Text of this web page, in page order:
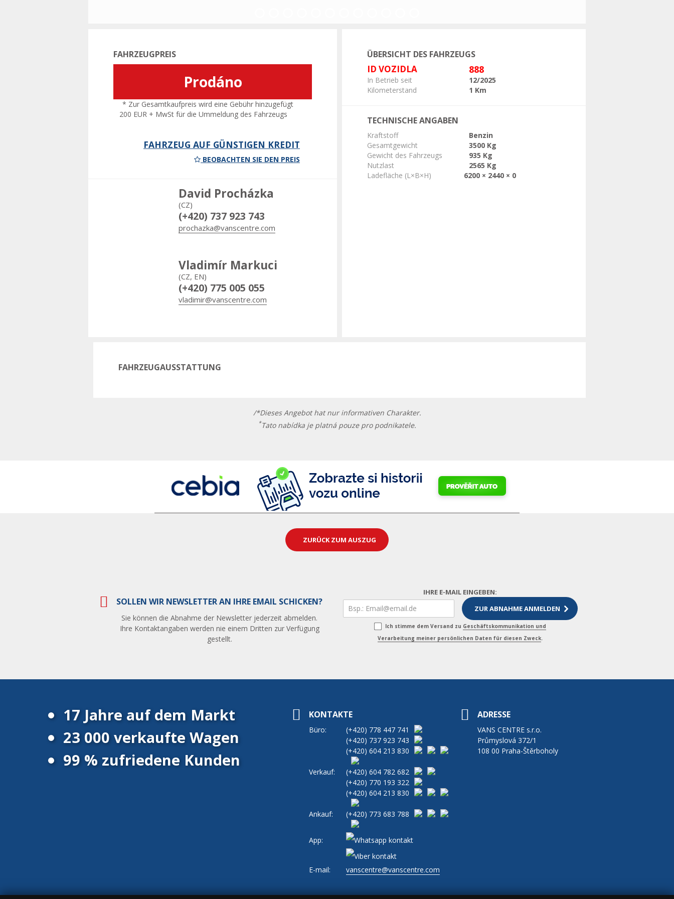
FAHRZEUGPREIS
Prodáno
* Zur Gesamtkaufpreis wird eine Gebühr hinzugefügt
200 EUR + MwSt für die Ummeldung des Fahrzeugs
FAHRZEUG AUF GÜNSTIGEN KREDIT
BEOBACHTEN SIE DEN PREIS
David Procházka
(CZ)
(+420) 737 923 743
prochazka@vanscentre.com
Vladimír Markuci
(CZ, EN)
(+420) 775 005 055
vladimir@vanscentre.com
ÜBERSICHT DES FAHRZEUGS
ID VOZIDLA 888
In Betrieb seit
12/2025
Kilometerstand
1 Km
TECHNISCHE ANGABEN
Kraftstoff
Benzin
Gesamtgewicht
3500 Kg
Gewicht des Fahrzeugs
935 Kg
Nutzlast
2565 Kg
Ladefläche (L×B×H)
6200 × 2440 × 0
FAHRZEUGAUSSTATTUNG
/*Dieses Angebot hat nur informativen Charakter.
*Tato nabídka je platná pouze pro podnikatele.
ZURÜCK ZUM AUSZUG
SOLLEN WIR NEWSLETTER AN IHRE EMAIL SCHICKEN?
Sie können die Abnahme der Newsletter jederzeit abmelden.
Ihre Kontaktangaben werden nie einem Dritten zur Verfügung
gestellt.
IHRE E-MAIL EINGEBEN:
Ich stimme dem Versand zu Geschäftskommunikation und
Verarbeitung meiner persönlichen Daten für diesen Zweck.
17 Jahre auf dem Markt
23 000 verkaufte Wagen
99 % zufriedene Kunden
KONTAKTE
Büro: (+420) 778 447 741
(+420) 737 923 743
(+420) 604 213 830
Verkauf: (+420) 604 782 682
(+420) 770 193 322
(+420) 604 213 830
Ankauf: (+420) 773 683 788
App:
E-mail: vanscentre@vanscentre.com
ADRESSE
VANS CENTRE s.r.o.
Průmyslová 372/1
108 00 Praha-Štěrboholy